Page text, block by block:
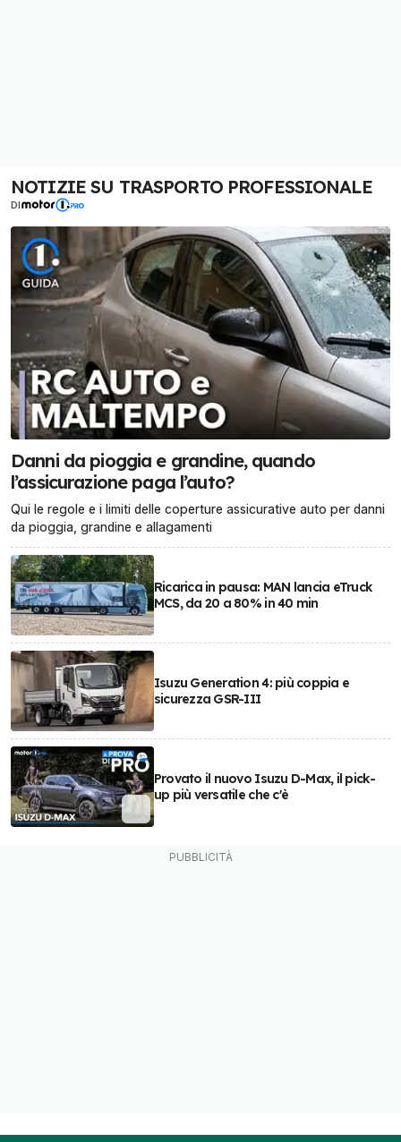
NOTIZIE SU TRASPORTO PROFESSIONALE
DI
Danni da pioggia e grandine, quando
l’assicurazione paga l’auto?
Qui le regole e i limiti delle coperture assicurative auto per danni
da pioggia, grandine e allagamenti
Ricarica in pausa: MAN lancia eTruck
MCS, da 20 a 80% in 40 min
Isuzu Generation 4: più coppia e
sicurezza GSR-III
Provato il nuovo Isuzu D-Max, il pick-
up più versatile che c'è